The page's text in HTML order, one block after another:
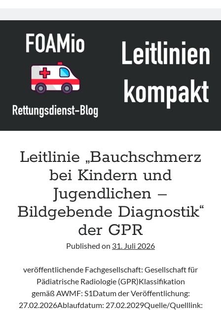
Leitlinie „Bauchschmerz
bei Kindern und
Jugendlichen –
Bildgebende Diagnostik“
der GPR
Published on 31. Juli 2026
veröffentlichende Fachgesellschaft: Gesellschaft für
Pädiatrische Radiologie (GPR)Klassifikation
gemäß AWMF: S1Datum der Veröffentlichung:
27.02.2026Ablaufdatum: 27.02.2029Quelle/Quelllink: